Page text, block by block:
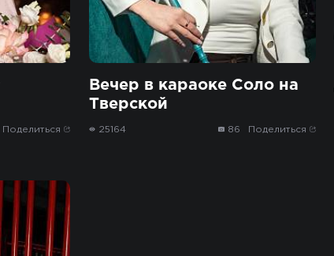
Поделиться
Вечер в караоке Соло на
Тверской
25164 86 Поделиться